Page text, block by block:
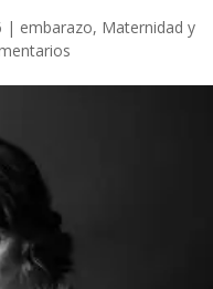
| embarazo, Maternidad y